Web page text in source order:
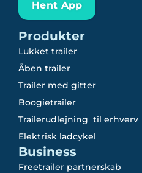
Hent App
Produkter
Lukket trailer
Åben trailer
Trailer med gitter
Boogietrailer
Trailerudlejning til erhverv
Elektrisk ladcykel
Business
Freetrailer partnerskab